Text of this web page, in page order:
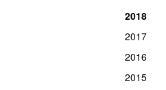
2018
2017
2016
2015